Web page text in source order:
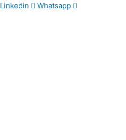
Linkedin
Whatsapp